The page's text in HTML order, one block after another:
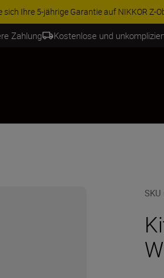
Ihre 5-jährige Garantie auf NIKKOR Z-
Zahlung Kostenlose und